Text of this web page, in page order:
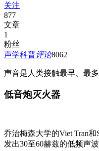
关注
877
文章
1
粉丝
声学科普评论8062
声音是人类接触最早、最
低音炮灭火器
乔治梅森大学的Viet Tran
发出30至60赫兹的低频声